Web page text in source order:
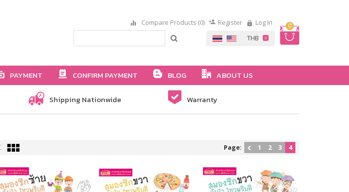
0
Compare Products (0) Register Log In
PAYMENT CONFIRM PAYMENT BLOG ABOUT US
Shipping Nationwide Warranty
Page: 1 2 3 4